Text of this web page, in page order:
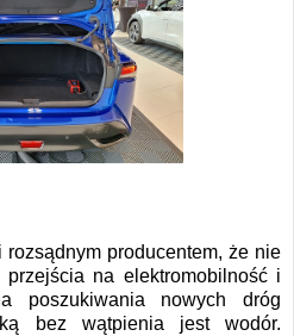
producentem, że nie
przejścia na elektromobilność i
poszukiwania nowych dróg
bez wątpienia jest wodór.